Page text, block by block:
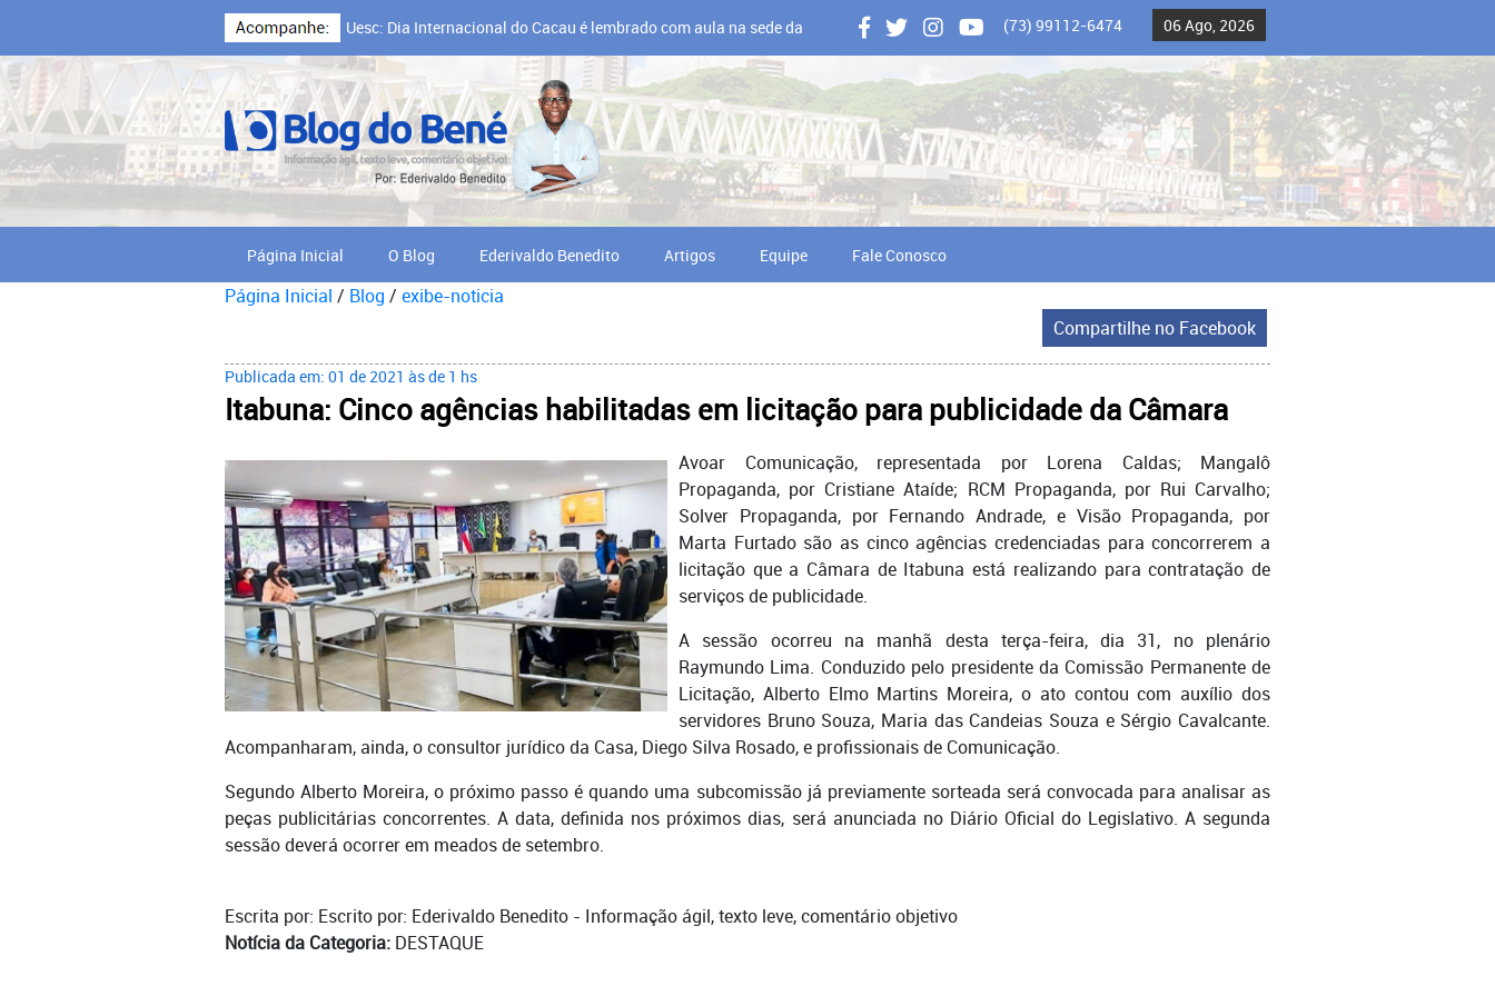
Uesc: Dia Internacional do Cacau é lembrado com aula na sede da
Cooperativa Cabruca, em Ilhéus
(73) 99112-6474 06 Ago, 2026
Página Inicial O Blog Ederivaldo Benedito Artigos Equipe Fale Conosco
Página Inicial / Blog / exibe-noticia
Compartilhe no Facebook
Publicada em: 01 de 2021 às de 1 hs
Itabuna: Cinco agências habilitadas em licitação para publicidade da Câmara
Avoar Comunicação, representada por Lorena Caldas; Mangalô
Propaganda, por Cristiane Ataíde; RCM Propaganda, por Rui Carvalho;
Solver Propaganda, por Fernando Andrade, e Visão Propaganda, por
Marta Furtado são as cinco agências credenciadas para concorrerem a
licitação que a Câmara de Itabuna está realizando para contratação de
serviços de publicidade.
A sessão ocorreu na manhã desta terça-feira, dia 31, no plenário
Raymundo Lima. Conduzido pelo presidente da Comissão Permanente de
Licitação, Alberto Elmo Martins Moreira, o ato contou com auxílio dos
servidores Bruno Souza, Maria das Candeias Souza e Sérgio Cavalcante.
Acompanharam, ainda, o consultor jurídico da Casa, Diego Silva Rosado, e profissionais de Comunicação.
Segundo Alberto Moreira, o próximo passo é quando uma subcomissão já previamente sorteada será convocada para analisar as
peças publicitárias concorrentes. A data, definida nos próximos dias, será anunciada no Diário Oficial do Legislativo. A segunda
sessão deverá ocorrer em meados de setembro.
Escrita por: Escrito por: Ederivaldo Benedito - Informação ágil, texto leve, comentário objetivo
Notícia da Categoria: DESTAQUE